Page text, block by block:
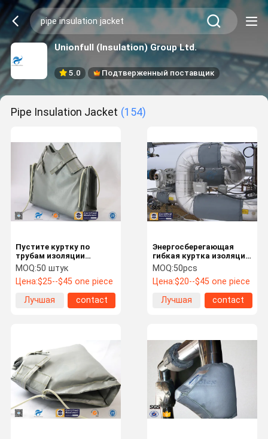
Unionfull (Insulation) Group Ltd.
5.0 Подтверженный поставщик
Pipe Insulation Jacket (154)
Пустите куртку по
трубам изоляции
куртки/клапана
изоляции для
высокотемпературного
сопротивления
MOQ:50 штук
Цена:$25--$45 one piece
Лучшая
contact
Энергосберегающая
гибкая куртка изоляции
трубы Asbertos
свободная для
оборудования жары
MOQ:50pcs
Цена:$20--$45 one piece
Лучшая
contact